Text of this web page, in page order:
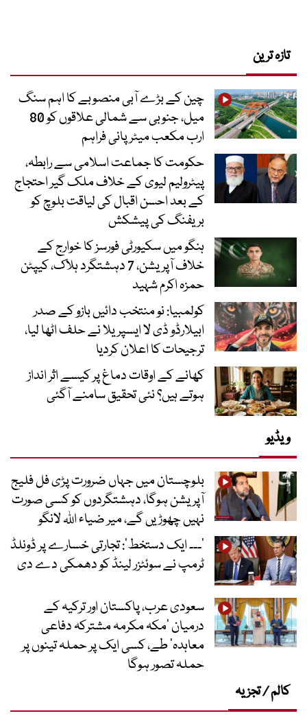
تازہ ترین
چین کے بڑے آبی منصوبے کا اہم سنگ
میل، جنوبی سے شمالی علاقوں کو 80
ارب مکعب میٹر پانی فراہم
حکومت کا جماعت اسلامی سے رابطہ،
پیٹرولیم لیوی کے خلاف ملک گیر احتجاج
کے بعد احسن اقبال کی لیاقت بلوچ کو
بریفنگ کی پیشکش
ہنگو میں سکیورٹی فورسز کا خوارج کے
خلاف آپریشن، 7 دہشتگرد ہلاک، کیپٹن
حمزہ اکرم شہید
کولمبیا: نو منتخب دائیں بازو کے صدر
ابیلارڈو ڈی لا ایسپریلا نے حلف اٹھا لیا،
ترجیحات کا اعلان کردیا
کھانے کے اوقات دماغ پر کیسے اثر انداز
ہوتے ہیں؟ نئی تحقیق سامنے آگئی
ویڈیو
بلوچستان میں جہاں ضرورت پڑی فل فلیج
آپریشن ہوگا، دہشتگردوں کو کسی صورت
نہیں چھوڑیں گے، میر ضیاء اللہ لانگو
’۔۔۔ ایک دستخط‘: تجارتی خسارے پر ڈونلڈ
ٹرمپ نے سوئٹزر لینڈ کو دھمکی دے دی
سعودی عرب، پاکستان اور ترکیہ کے
درمیان ’مکہ مکرمہ مشترکہ دفاعی
معاہدہ‘ طے، کسی ایک پر حملہ تینوں پر
حملہ تصور ہوگا
کالم / تجزیہ